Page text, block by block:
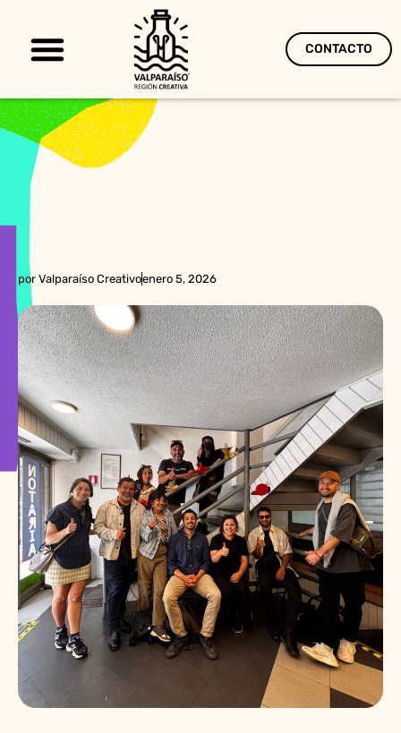
CONTACTO
por Valparaíso Creativoenero 5, 2026